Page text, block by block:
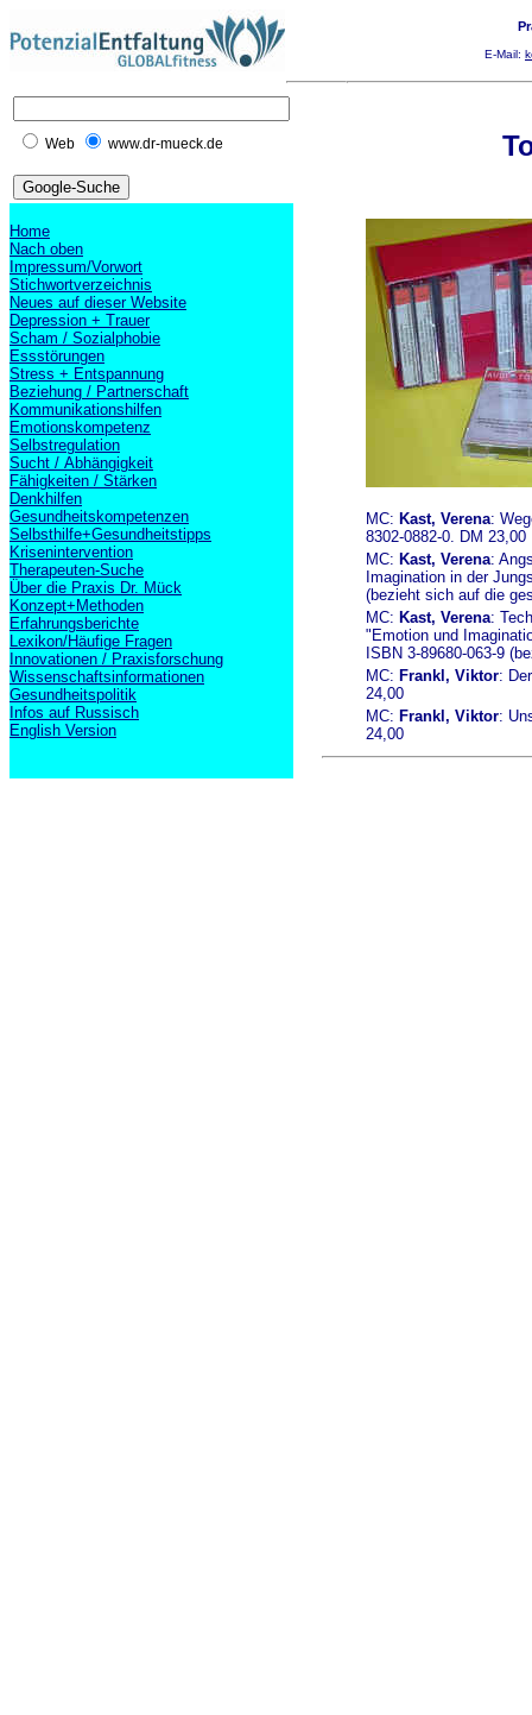
E-Mail:
Web www.dr-mueck.de
Home
Nach oben
Impressum/Vorwort
Stichwortverzeichnis
Neues auf dieser Website
Depression + Trauer
Scham / Sozialphobie
Essstörungen
Stress + Entspannung
Beziehung / Partnerschaft
Kommunikationshilfen
Emotionskompetenz
Selbstregulation
Sucht / Abhängigkeit
Fähigkeiten / Stärken
Denkhilfen
Gesundheitskompetenzen
Selbsthilfe+Gesundheitstipps
Krisenintervention
Therapeuten-Suche
Über die Praxis Dr. Mück
Konzept+Methoden
Erfahrungsberichte
Lexikon/Häufige Fragen
Innovationen / Praxisforschung
Wissenschaftsinformationen
Gesundheitspolitik
Infos auf Russisch
English Version
MC: Kast, Verena:
8302-0882-0. DM 23,00
MC: Kast, Verena:
Imagination in der
(bezieht sich auf die
MC: Kast, Verena:
"Emotion und
ISBN 3-89680-063-9
MC: Frankl, Viktor:
24,00
MC: Frankl, Viktor:
24,00